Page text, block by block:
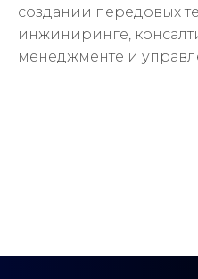
создании передовых
инжиниринге,
менеджменте и